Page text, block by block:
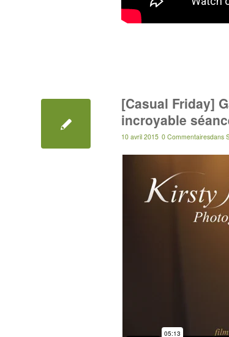
[Casual Friday]
incroyable
10 avril 2015 0 Commentairesdans